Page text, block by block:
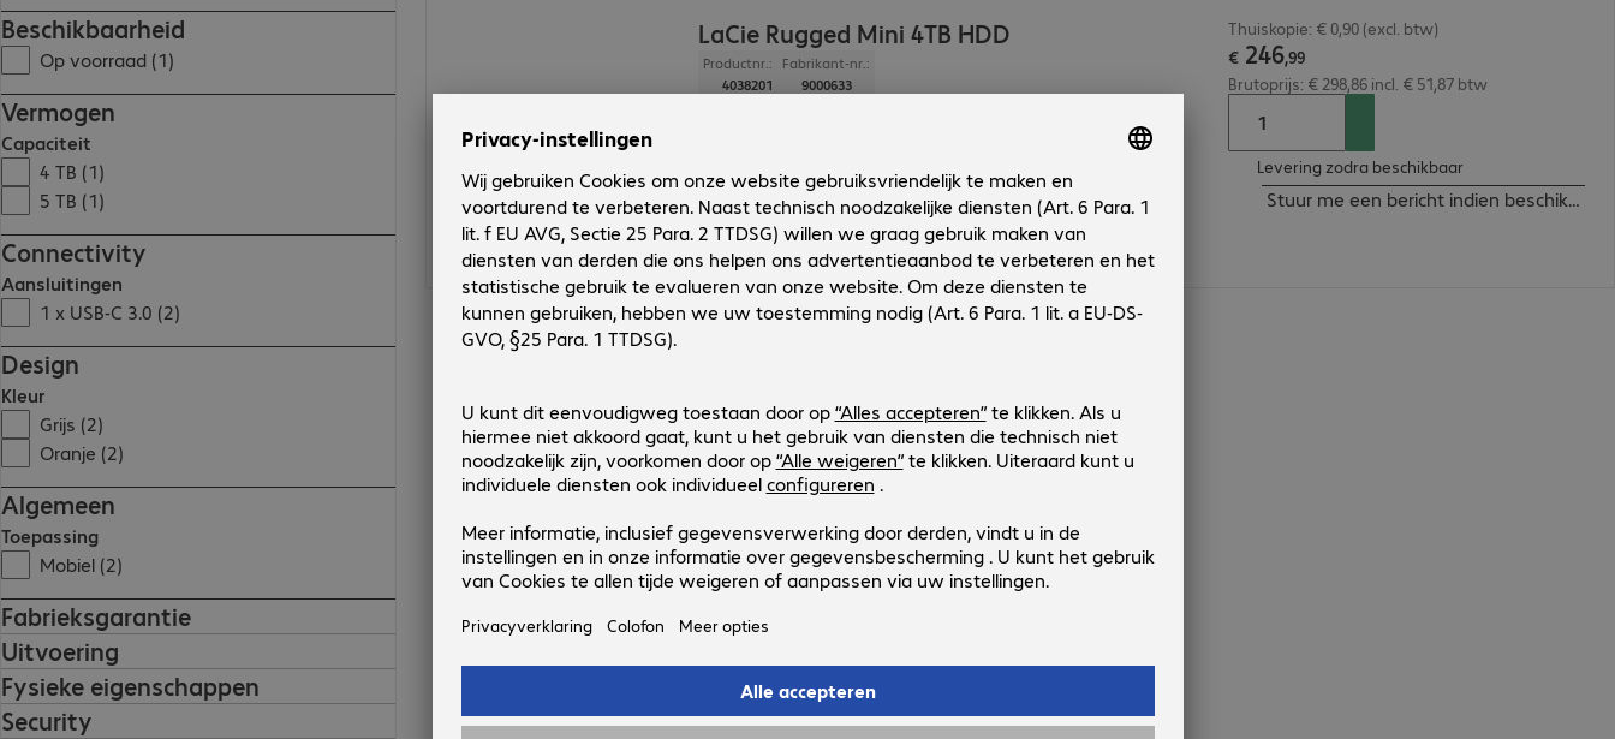
Beschikbaarheid
Op voorraad (1)
Vermogen
Capaciteit
4 TB (1)
5 TB (1)
Connectivity
Aansluitingen
1 x USB-C 3.0 (2)
Design
Kleur
Grijs (2)
Oranje (2)
Algemeen
Toepassing
Mobiel (2)
Fabrieksgarantie
Uitvoering
Fysieke eigenschappen
Security
LaCie Rugged Mini 4TB HDD
Productnr.:
4038201
Fabrikant-nr.:
9000633
Kleur:Grijs, Oranje
Toepassing:Mobiel
Thuiskopie: € 0,90 (excl. btw)
€ 246,99
Brutoprijs: € 298,86 incl. € 51,87 btw
Levering zodra beschikbaar
Stuur me een bericht indien beschikbaar
2 van 2 resultaten
Toon meer